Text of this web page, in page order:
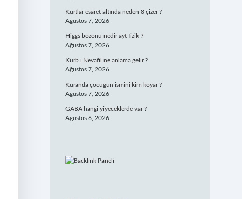
Kurtlar esaret altında neden 8 çizer ?
Ağustos 7, 2026
Higgs bozonu nedir ayt fizik ?
Ağustos 7, 2026
Kurb i Nevafil ne anlama gelir ?
Ağustos 7, 2026
Kuranda çocuğun ismini kim koyar ?
Ağustos 7, 2026
GABA hangi yiyeceklerde var ?
Ağustos 6, 2026